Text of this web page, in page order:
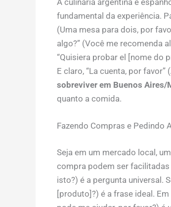
A culinária argentina e
fundamental da experiência.
(Uma mesa para dois, por
algo?” (Você me recomenda
“Quisiera probar el [nome do
E claro, “La cuenta, por
sobreviver em Buenos Aires/
quanto a comida.
Fazendo Compras e Pedindo
Seja em um mercado local,
compra podem ser facilitadas
isto?) é a pergunta universal.
[produto]?) é a frase ideal.